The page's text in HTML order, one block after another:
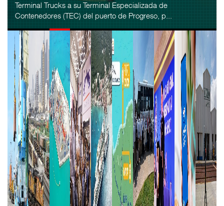
Terminal Trucks a su Terminal Especializada de
Contenedores (TEC) del puerto de Progreso, p...